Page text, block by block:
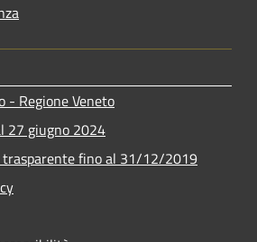
- Regione Veneto
27 giugno 2024
fino al 31/12/2019